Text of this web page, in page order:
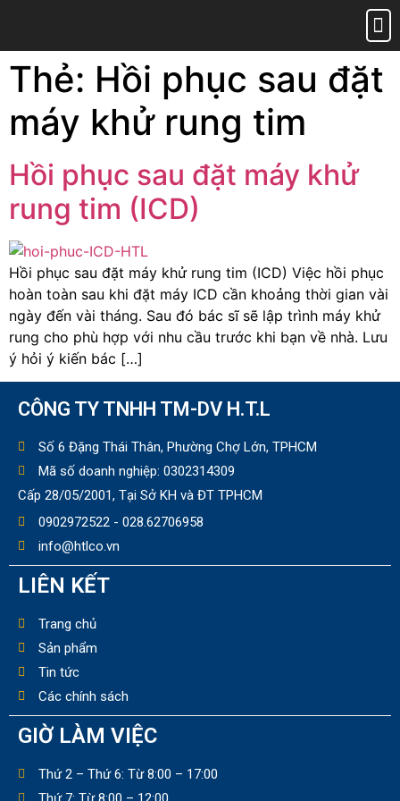
Thẻ: Hồi phục sau đặt
máy khử rung tim
Hồi phục sau đặt máy khử
rung tim (ICD)
Hồi phục sau đặt máy khử rung tim (ICD) Việc hồi phục
hoàn toàn sau khi đặt máy ICD cần khoảng thời gian vài
ngày đến vài tháng. Sau đó bác sĩ sẽ lập trình máy khử
rung cho phù hợp với nhu cầu trước khi bạn về nhà. Lưu
ý hỏi ý kiến bác […]
CÔNG TY TNHH TM-DV H.T.L
Số 6 Đặng Thái Thân, Phường Chợ Lớn, TPHCM
Mã số doanh nghiệp: 0302314309
Cấp 28/05/2001, Tại Sở KH và ĐT TPHCM
0902972522 - 028.62706958
info@htlco.vn
LIÊN KẾT
Trang chủ
Sản phẩm
Tin tức
Các chính sách
GIỜ LÀM VIỆC
Thứ 2 – Thứ 6: Từ 8:00 – 17:00